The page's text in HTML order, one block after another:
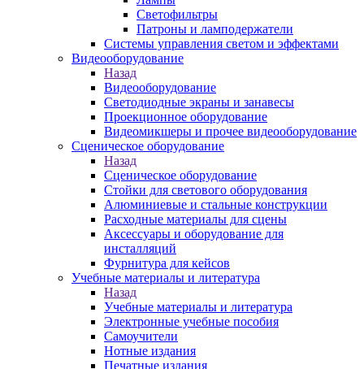
Светофильтры
Патроны и ламподержатели
Системы управления светом и эффектами
Видеооборудование
Назад
Видеооборудование
Светодиодные экраны и занавесы
Проекционное оборудование
Видеомикшеры и прочее видеооборудование
Сценическое оборудование
Назад
Сценическое оборудование
Стойки для светового оборудования
Алюминиевые и стальные конструкции
Расходные материалы для сцены
Аксессуары и оборудование для
инсталляций
Фурнитура для кейсов
Учебные материалы и литература
Назад
Учебные материалы и литература
Электронные учебные пособия
Самоучители
Нотные издания
Печатные издания